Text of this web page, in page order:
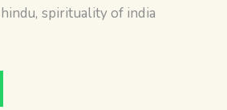
, spirituality of india